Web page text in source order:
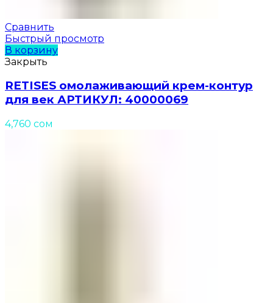
Сравнить
Быстрый просмотр
В корзину
Закрыть
RETISES омолаживающий крем-контур
для век АРТИКУЛ: 40000069
4,760 сом